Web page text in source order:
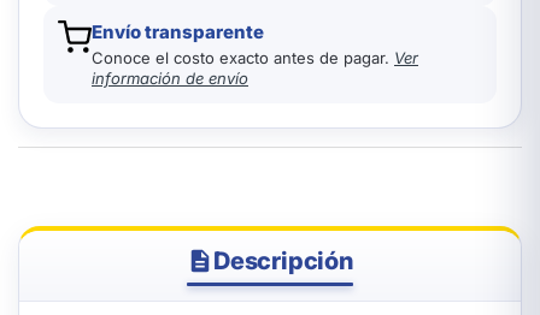
Envío transparente
Conoce el costo exacto antes de pagar. Ver
información de envío
Descripción